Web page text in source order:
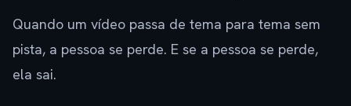
Quando um vídeo passa de tema para tema sem
pista, a pessoa se perde. E se a pessoa se perde,
ela sai.